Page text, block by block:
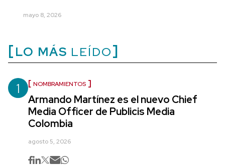
mayo 8, 2026
LO MÁS LEÍDO
1 NOMBRAMIENTOS
Armando Martínez es el nuevo Chief
Media Officer de Publicis Media
Colombia
agosto 5, 2026